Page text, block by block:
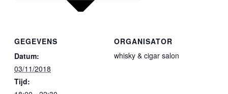
GEGEVENS
Datum:
03/11/2018
Tijd:
ORGANISATOR
whisky & cigar salon